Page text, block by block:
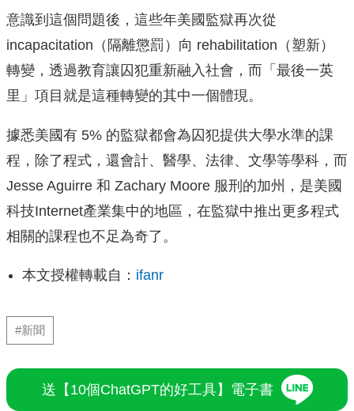
意識到這個問題後，這些年美國監獄再次從
incapacitation（隔離懲罰）向 rehabilitation（塑新）
轉變，透過教育讓囚犯重新融入社會，而「最後一英
里」項目就是這種轉變的其中一個體現。
據悉美國有 5% 的監獄都會為囚犯提供大學水準的課
程，除了程式，還會計、醫學、法律、文學等學科，而
Jesse Aguirre 和 Zachary Moore 服刑的加州，是美國
科技Internet產業集中的地區，在監獄中推出更多程式
相關的課程也不足為奇了。
本文授權轉載自： ifanr
#新聞
送【10個ChatGPT的好工具】電子書